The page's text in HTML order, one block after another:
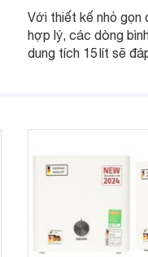
Với thiết kế nhỏ gọn
hợp lý, các dòng
dung tích 15 lít sẽ